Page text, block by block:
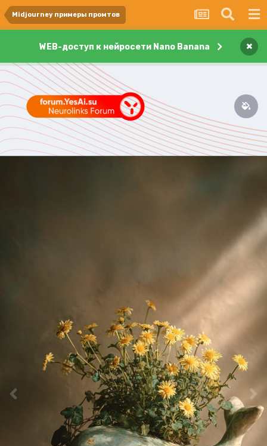
Midjourney примеры промтов
WEB-доступ к нейросети Nano Banana ×